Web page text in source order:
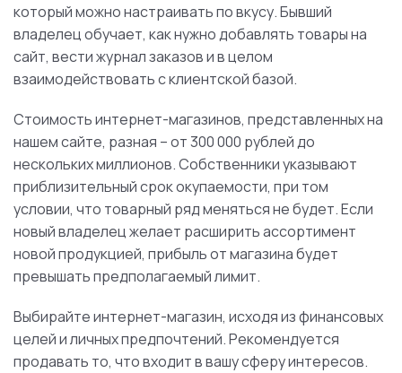
который можно настраивать по вкусу. Бывший
владелец обучает, как нужно добавлять товары на
сайт, вести журнал заказов и в целом
взаимодействовать с клиентской базой.
Стоимость интернет-магазинов, представленных на
нашем сайте, разная – от 300 000 рублей до
нескольких миллионов. Собственники указывают
приблизительный срок окупаемости, при том
условии, что товарный ряд меняться не будет. Если
новый владелец желает расширить ассортимент
новой продукцией, прибыль от магазина будет
превышать предполагаемый лимит.
Выбирайте интернет-магазин, исходя из финансовых
целей и личных предпочтений. Рекомендуется
продавать то, что входит в вашу сферу интересов.